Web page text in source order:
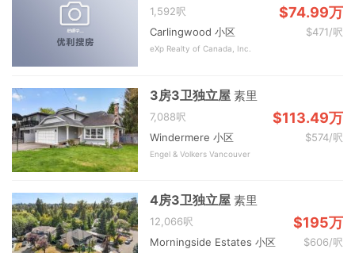
1,592呎 $74.99万
Carlingwood 小区 $471/呎
eXp Realty of Canada, Inc.
3房3卫独立屋素里
7,088呎 $113.49万
Windermere 小区 $574/呎
Engel & Volkers Vancouver
4房3卫独立屋素里
12,066呎 $195万
Morningside Estates 小区 $606/呎